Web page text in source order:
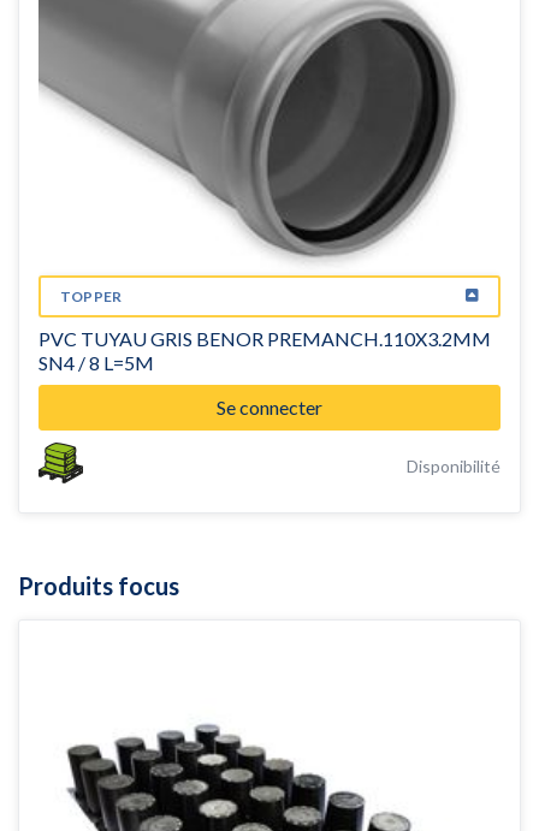
TOPPER
PVC TUYAU GRIS BENOR PREMANCH.110X3.2MM
SN4 / 8 L=5M
Se connecter
Disponibilité
Produits focus